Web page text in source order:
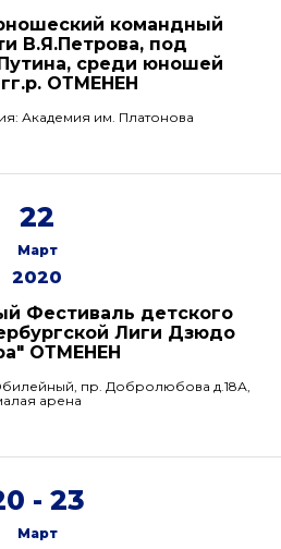
командный
В.Я.Петрова, под
среди юношей
ОТМЕНЕН
Академия им. Платонова
22
Март
2020
Фестиваль детского
Лиги Дзюдо
ОТМЕНЕН
пр. Добролюбова д.18А,
арена
- 23
Март